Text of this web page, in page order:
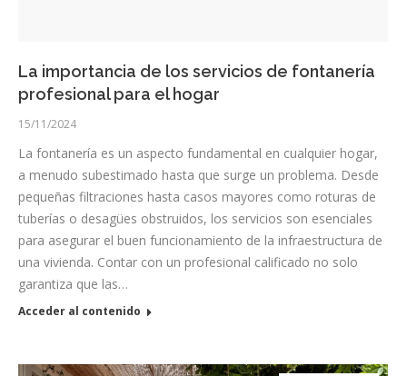
La importancia de los servicios de fontanería
profesional para el hogar
15/11/2024
La fontanería es un aspecto fundamental en cualquier hogar,
a menudo subestimado hasta que surge un problema. Desde
pequeñas filtraciones hasta casos mayores como roturas de
tuberías o desagües obstruidos, los servicios son esenciales
para asegurar el buen funcionamiento de la infraestructura de
una vivienda. Contar con un profesional calificado no solo
garantiza que las…
Acceder al contenido